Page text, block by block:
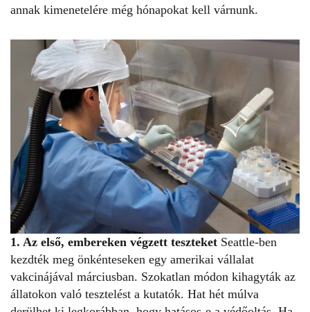
annak kimenetelére még hónapokat kell várnunk.
1. Az első, embereken végzett teszteket Seattle-ben
kezdték meg önkénteseken egy amerikai vállalat
vakcinájával márciusban. Szokatlan módon kihagyták az
állatokon való tesztelést a kutatók. Hat hét múlva